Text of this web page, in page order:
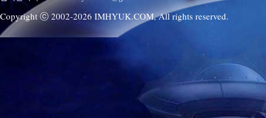
Copyright ⓒ 2002-2026 IMHYUK.COM,All rights reserved.